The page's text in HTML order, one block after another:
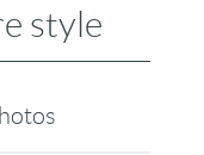
style